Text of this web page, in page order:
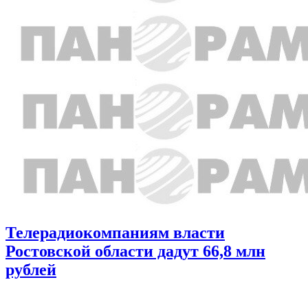
Телерадиокомпаниям власти
Ростовской области дадут 66,8 млн
рублей